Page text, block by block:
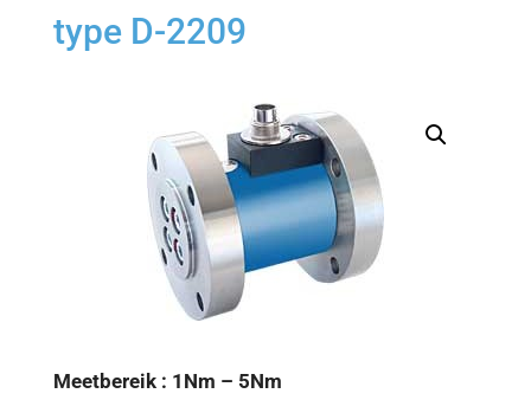
type D-2209
Meetbereik : 1Nm – 5Nm